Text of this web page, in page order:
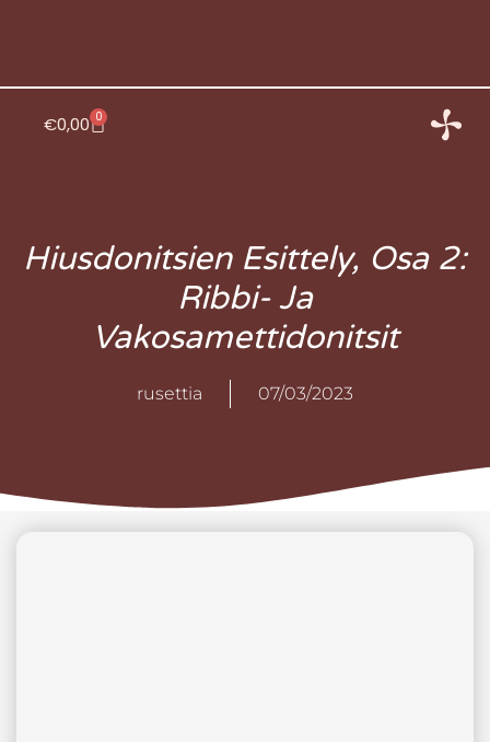
€0,00 0
Cart
Hiusdonitsien Esittely, Osa 2:
Ribbi- Ja
Vakosamettidonitsit
rusettia 07/03/2023